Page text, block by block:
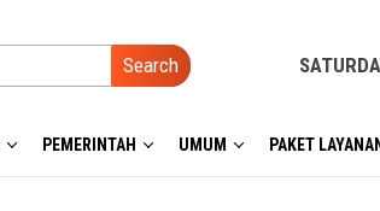
Search
PEMERINTAH UMUM PAKET LAYANAN